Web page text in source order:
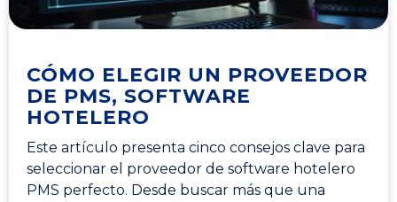
CÓMO ELEGIR UN PROVEEDOR
DE PMS, SOFTWARE
HOTELERO
Este artículo presenta cinco consejos clave para
seleccionar el proveedor de software hotelero
PMS perfecto. Desde buscar más que una